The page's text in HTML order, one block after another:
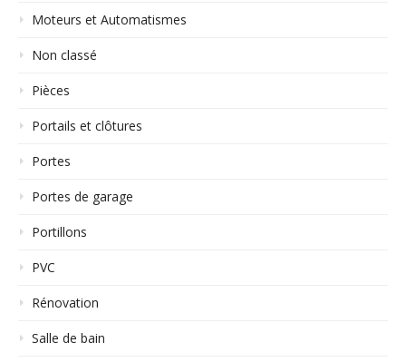
Moteurs et Automatismes
Non classé
Pièces
Portails et clôtures
Portes
Portes de garage
Portillons
PVC
Rénovation
Salle de bain